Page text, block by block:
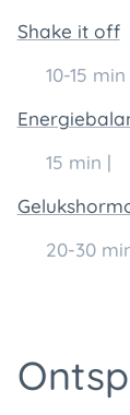
Shake it off
🕒 10-15
🕒 15 min |
🕒 20-30